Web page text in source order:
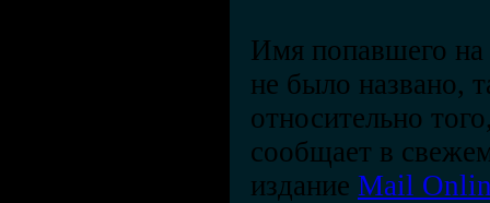
Имя попавшего на
не было названо,
относительно
сообщает в
издание Mail